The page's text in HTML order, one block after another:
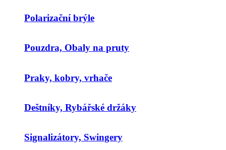
Polarizační brýle
Pouzdra, Obaly na pruty
Praky, kobry, vrhače
Deštníky, Rybářské držáky
Signalizátory, Swingery